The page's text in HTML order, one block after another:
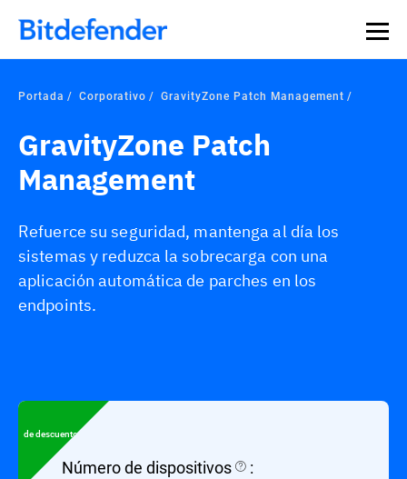
Portada Corporativo GravityZone Patch Management
GravityZone Patch
Management
Refuerce su seguridad, mantenga al día los
sistemas y reduzca la sobrecarga con una
aplicación automática de parches en los
endpoints.
de descuento
Número de dispositivos :